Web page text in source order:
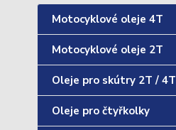
Motocyklové oleje 4T
Motocyklové oleje 2T
Oleje pro skútry 2T / 4T
Oleje pro čtyřkolky